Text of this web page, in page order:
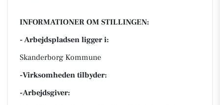
INFORMATIONER OM STILLINGEN:
- Arbejdspladsen ligger i:
Skanderborg Kommune
-Virksomheden tilbyder:
-Arbejdsgiver: